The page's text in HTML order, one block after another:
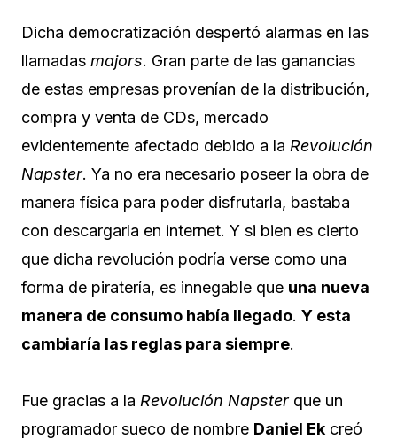
Dicha democratización despertó alarmas en las
llamadas majors. Gran parte de las ganancias
de estas empresas provenían de la distribución,
compra y venta de CDs, mercado
evidentemente afectado debido a la Revolución
Napster. Ya no era necesario poseer la obra de
manera física para poder disfrutarla, bastaba
con descargarla en internet. Y si bien es cierto
que dicha revolución podría verse como una
forma de piratería, es innegable que una nueva
manera de consumo había llegado. Y esta
cambiaría las reglas para siempre.
Fue gracias a la Revolución Napsterque un
programador sueco de nombre Daniel Ek creó